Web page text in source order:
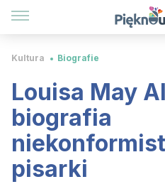
Kultura Biografie
Louisa May
biografia
pisarki